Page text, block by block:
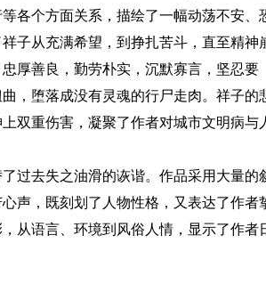
各个方面关系，描绘了一幅动荡不安、
子从充满希望，到挣扎苦斗，直至精神
厚善良，勤劳朴实，沉默寡言，坚忍要
，堕落成没有灵魂的行尸走肉。祥子的
双重伤害，凝聚了作者对城市文明病与
过去失之油滑的诙谐。作品采用大量的
声，既刻划了人物性格，又表达了作者
从语言、环境到风俗人情，显示了作者